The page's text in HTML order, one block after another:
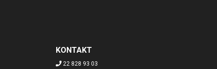
KONTAKT
22 828 93 03